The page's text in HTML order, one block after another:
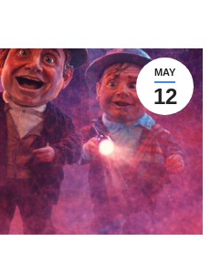
MAY
12